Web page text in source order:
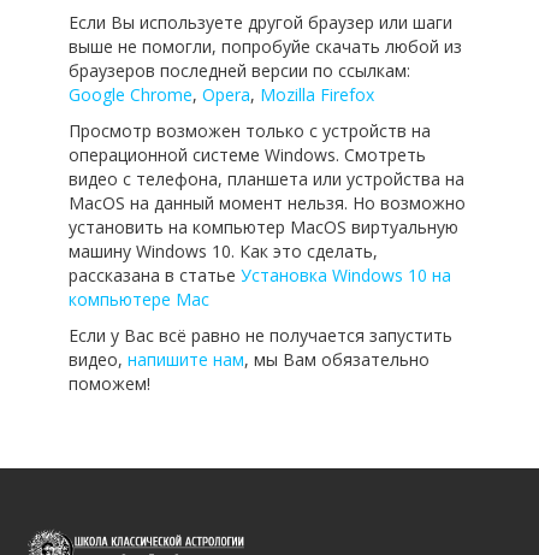
Если Вы используете другой браузер или шаги
выше не помогли, попробуйе скачать любой из
браузеров последней версии по ссылкам:
Google Chrome, Opera, Mozilla Firefox
Просмотр возможен только с устройств на
операционной системе Windows. Смотреть
видео с телефона, планшета или устройства на
MacOS на данный момент нельзя. Но возможно
установить на компьютер MacOS виртуальную
машину Windows 10. Как это сделать,
рассказана в статье Установка Windows 10 на
компьютере Mac
Если у Вас всё равно не получается запустить
видео, напишите нам, мы Вам обязательно
поможем!